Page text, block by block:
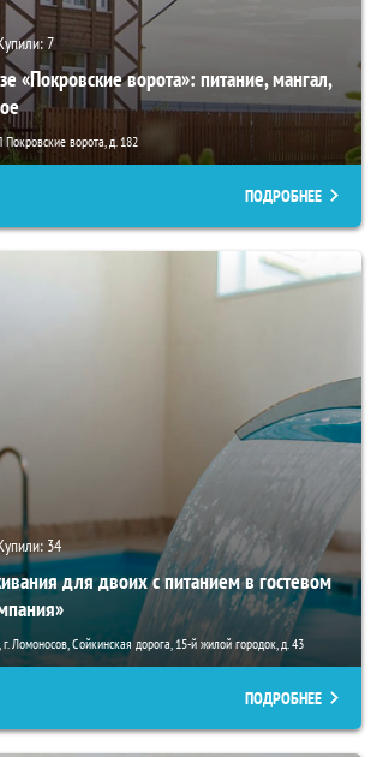
7
«Покровские ворота»: питание, мангал,
ворота, д. 182
ПОДРОБНЕЕ
34
для двоих с питанием в гостевом
Ломоносов, Сойкинская дорога, 15-й жилой городок, д. 43
ПОДРОБНЕЕ